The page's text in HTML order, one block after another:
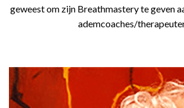
geweest om zijn Breathmastery te geven
ademcoaches/